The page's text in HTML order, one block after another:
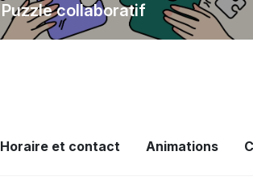
Puzzle collaboratif
Horaire et contact Animations